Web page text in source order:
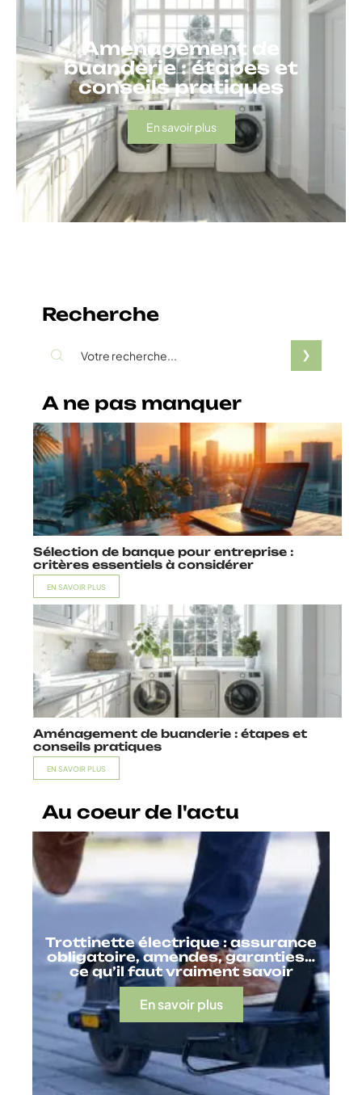
Aménagement de
buanderie : étapes et
conseils pratiques
En savoir plus
Recherche
A ne pas manquer
Sélection de banque pour entreprise :
critères essentiels à considérer
EN SAVOIR PLUS
Aménagement de buanderie : étapes et
conseils pratiques
EN SAVOIR PLUS
Au coeur de l'actu
Trottinette électrique : assurance
obligatoire, amendes, garanties…
ce qu’il faut vraiment savoir
En savoir plus